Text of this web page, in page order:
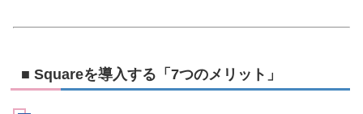
■ Squareを導入する「7つのメリット」